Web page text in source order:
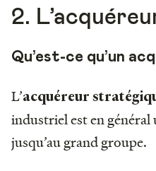
2.
Qu’est-ce qu’un
L’acquéreur
industriel est en général
jusqu’au grand groupe.